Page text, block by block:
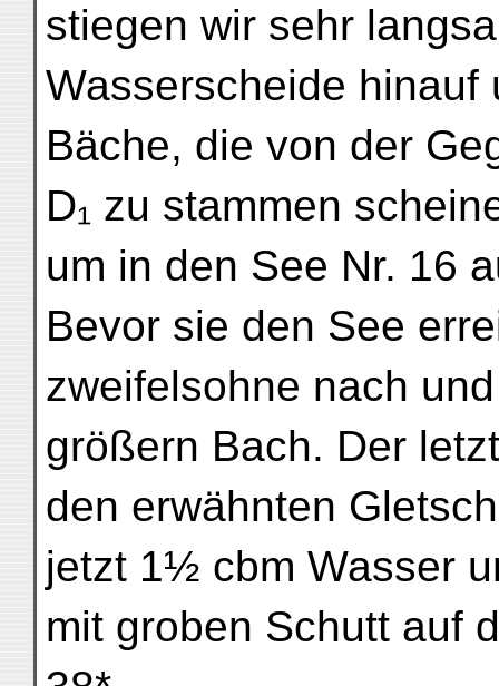
stiegen wir sehr
Wasserscheide hinauf
Bäche, die von der
D₁ zu stammen
um in den See Nr. 16
Bevor sie den See
zweifelsohne nach
größern Bach. Der
den erwähnten
jetzt 1½ cbm Wasser
mit groben Schutt auf